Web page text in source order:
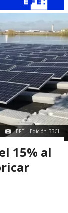
EFE | Edición BBCL
15% al